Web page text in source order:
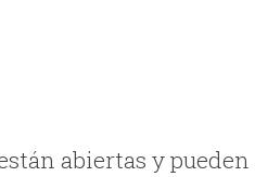
abiertas y pueden